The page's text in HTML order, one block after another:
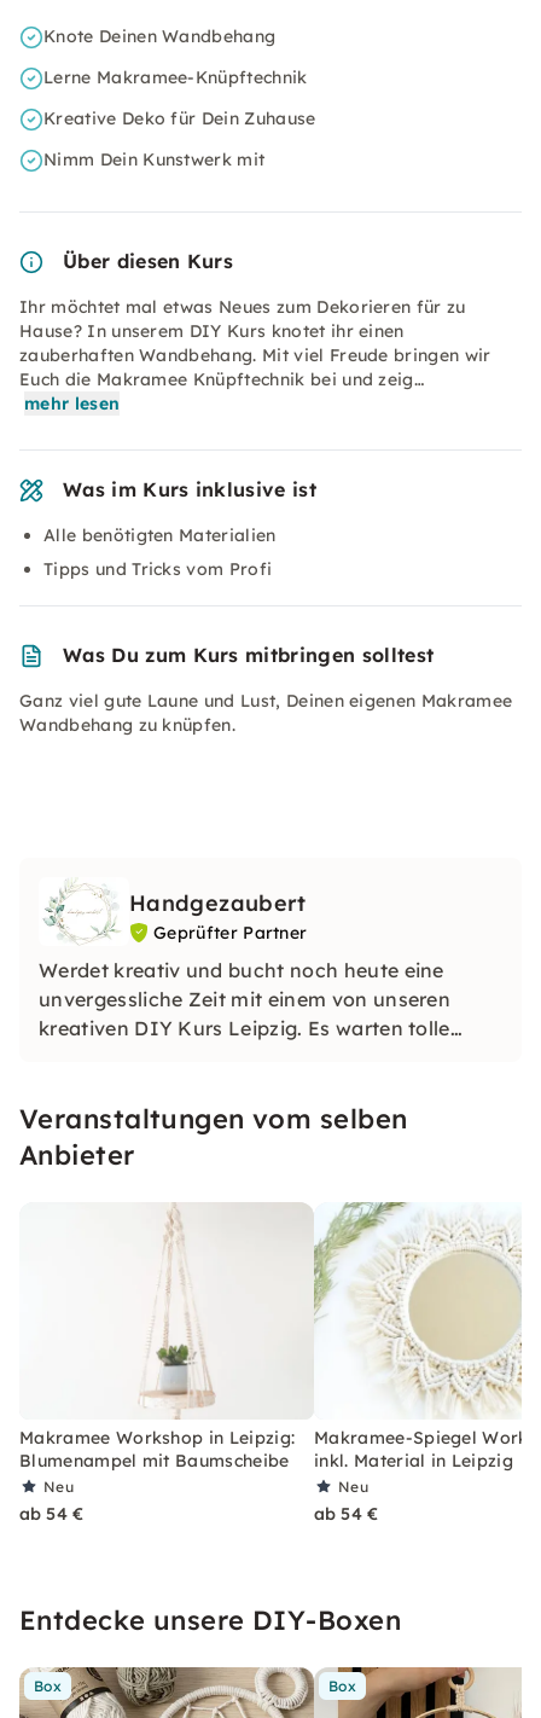
Knote Deinen Wandbehang
Lerne Makramee-Knüpftechnik
Kreative Deko für Dein Zuhause
Nimm Dein Kunstwerk mit
Über diesen Kurs
Ihr möchtet mal etwas Neues zum Dekorieren für zu
Hause? In unserem DIY Kurs knotet ihr einen
zauberhaften Wandbehang. Mit viel Freude bringen wir
Euch die Makramee Knüpftechnik bei und zeig…
mehr lesen
Was im Kurs inklusive ist
Alle benötigten Materialien
Tipps und Tricks vom Profi
Was Du zum Kurs mitbringen solltest
Ganz viel gute Laune und Lust, Deinen eigenen Makramee
Wandbehang zu knüpfen.
Handgezaubert
Geprüfter Partner
Werdet kreativ und bucht noch heute eine
unvergessliche Zeit mit einem von unseren
kreativen DIY Kurs Leipzig. Es warten tolle
Veranstaltungen vom selben
Anbieter
Makramee Workshop in Leipzig:
Blumenampel mit Baumscheibe
Neu
ab 54 €
Makramee-Spiegel
inkl. Material in Leipzig
Neu
ab 54 €
Entdecke unsere DIY-Boxen
Box Box